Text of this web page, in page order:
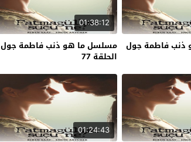
فاطمة جول
01:38:12
مسلسل ما هو ذنب فاطمة جول
الحلقة 77
01:24:43